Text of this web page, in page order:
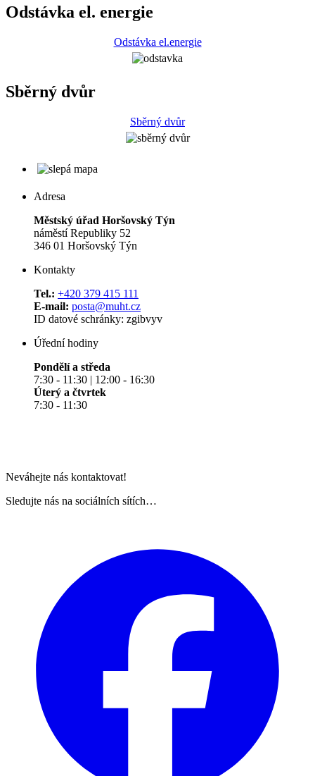
Odstávka el. energie
Odstávka el.energie
Sběrný dvůr
Sběrný dvůr
Adresa
Městský úřad Horšovský Týn
náměstí Republiky 52
346 01 Horšovský Týn
Kontakty
Tel.: +420 379 415 111
E-mail: posta@muht.cz
ID datové schránky: zgibvyv
Úřední hodiny
Pondělí a středa
7:30 - 11:30 | 12:00 - 16:30
Úterý a čtvrtek
7:30 - 11:30
Neváhejte nás kontaktovat!
Sledujte nás na sociálních sítích…